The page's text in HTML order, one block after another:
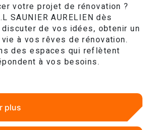
votre projet de rénovation ?
SAUNIER AURELIEN dès
discuter de vos idées, obtenir un
à vos rêves de rénovation.
des espaces qui reflètent
à vos besoins.
plus